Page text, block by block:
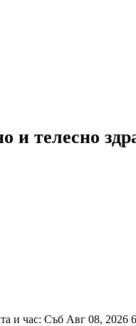
телесно
и час: Съб Авг 08, 2026